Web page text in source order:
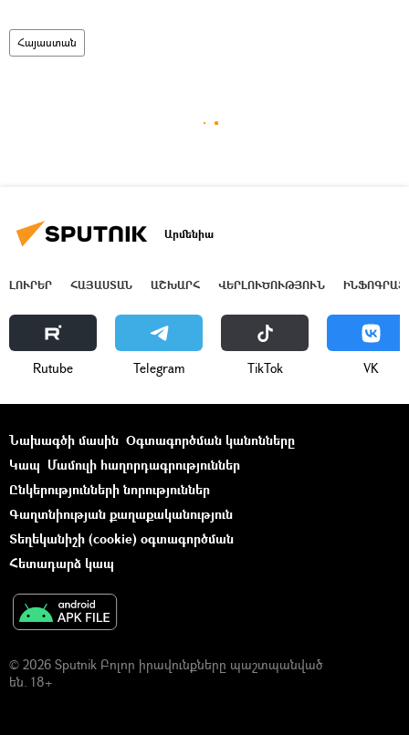
Հայաստան
Արմենիա
ԼՈՒՐԵՐ ՀԱՅԱՍՏԱՆ ԱՇԽԱՐՀ ՎԵՐԼՈՒԾՈՒԹՅՈՒՆ
Rutube Telegram ТikТоk VK
Նախագծի մասին Օգտագործման կանոնները
Կապ Մամուլի հաղորդագրություններ
Ընկերությունների նորություններ
Գաղտնիության քաղաքականություն
Տեղեկանիշի (cookie) օգտագործման
Հետադարձ կապ
© 2026 Sputnik Բոլոր իրավունքները պաշտպանված
են. 18+